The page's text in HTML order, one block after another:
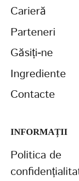
Carieră
Parteneri
Găsiți-ne
Ingrediente
Contacte
INFORMAȚII
Politica de